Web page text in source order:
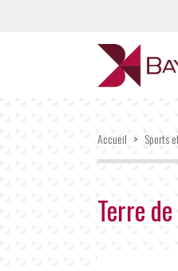
Accueil > Sports
Terre